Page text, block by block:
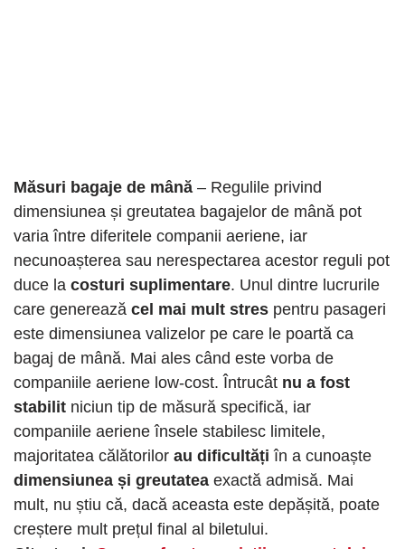
Măsuri bagaje de mână – Regulile privind
dimensiunea și greutatea bagajelor de mână pot
varia între diferitele companii aeriene, iar
necunoașterea sau nerespectarea acestor reguli pot
duce la costuri suplimentare. Unul dintre lucrurile
care generează cel mai mult stres pentru pasageri
este dimensiunea valizelor pe care le poartă ca
bagaj de mână. Mai ales când este vorba de
companiile aeriene low-cost. Întrucât nu a fost
stabilit niciun tip de măsură specifică, iar
companiile aeriene însele stabilesc limitele,
majoritatea călătorilor au dificultățiîn a cunoaște
dimensiunea și greutatea exactă admisă. Mai
mult, nu știu că, dacă aceasta este depășită, poate
creștere mult prețul final al biletului.